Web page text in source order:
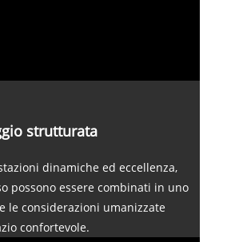
strutturata
dinamiche ed eccellenza,
possono essere combinati in uno
le considerazioni umanizzate
confortevole.